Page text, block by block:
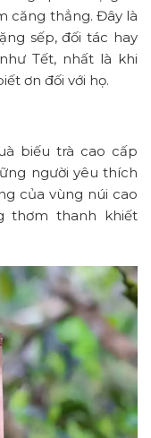
căng thẳng. Đây là
sếp, đối tác hay
Tết, nhất là khi
ơn đối với họ.
biếu trà cao cấp
người yêu thích
của vùng núi cao
thơm thanh khiết